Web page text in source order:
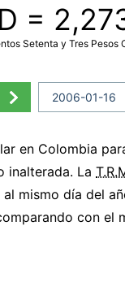
=
Setenta y Tres Pesos
en Colombia
inalterada. La
mismo día del
con el